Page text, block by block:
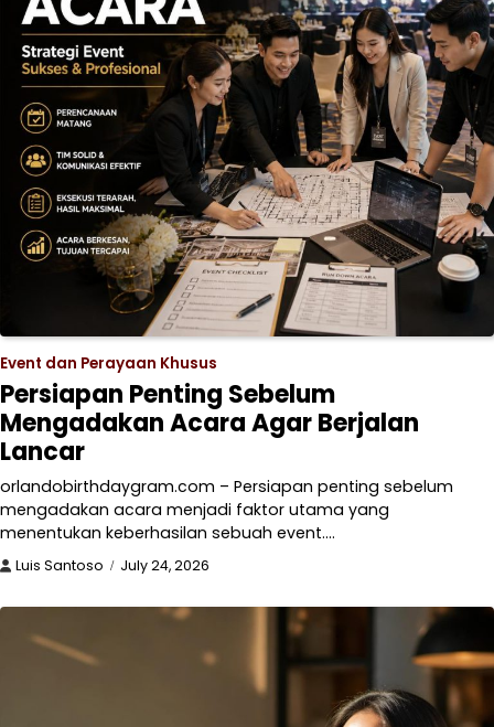
Event dan Perayaan Khusus
Persiapan Penting Sebelum
Mengadakan Acara Agar Berjalan
Lancar
orlandobirthdaygram.com – Persiapan penting sebelum
mengadakan acara menjadi faktor utama yang
menentukan keberhasilan sebuah event.…
Luis Santoso July 24, 2026